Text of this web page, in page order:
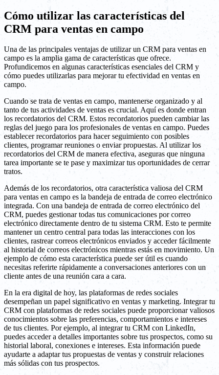
Cómo utilizar las características del
CRM para ventas en campo
Una de las principales ventajas de utilizar un CRM para ventas en
campo es la amplia gama de características que ofrece.
Profundicemos en algunas características esenciales del CRM y
cómo puedes utilizarlas para mejorar tu efectividad en ventas en
campo.
Cuando se trata de ventas en campo, mantenerse organizado y al
tanto de tus actividades de ventas es crucial. Aquí es donde entran
los recordatorios del CRM. Estos recordatorios pueden cambiar las
reglas del juego para los profesionales de ventas en campo. Puedes
establecer recordatorios para hacer seguimiento con posibles
clientes, programar reuniones o enviar propuestas. Al utilizar los
recordatorios del CRM de manera efectiva, aseguras que ninguna
tarea importante se te pase y maximizar tus oportunidades de cerrar
tratos.
Además de los recordatorios, otra característica valiosa del CRM
para ventas en campo es la bandeja de entrada de correo electrónico
integrada. Con una bandeja de entrada de correo electrónico del
CRM, puedes gestionar todas tus comunicaciones por correo
electrónico directamente dentro de tu sistema CRM. Esto te permite
mantener un centro central para todas las interacciones con los
clientes, rastrear correos electrónicos enviados y acceder fácilmente
al historial de correos electrónicos mientras estás en movimiento. Un
ejemplo de cómo esta característica puede ser útil es cuando
necesitas referirte rápidamente a conversaciones anteriores con un
cliente antes de una reunión cara a cara.
En la era digital de hoy, las plataformas de redes sociales
desempeñan un papel significativo en ventas y marketing. Integrar tu
CRM con plataformas de redes sociales puede proporcionar valiosos
conocimientos sobre las preferencias, comportamientos e intereses
de tus clientes. Por ejemplo, al integrar tu CRM con LinkedIn,
puedes acceder a detalles importantes sobre tus prospectos, como su
historial laboral, conexiones e intereses. Esta información puede
ayudarte a adaptar tus propuestas de ventas y construir relaciones
más sólidas con tus prospectos.